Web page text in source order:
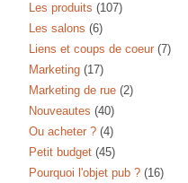
Les produits (107)
Les salons (6)
Liens et coups de coeur (7)
Marketing (17)
Marketing de rue (2)
Nouveautes (40)
Ou acheter ? (4)
Petit budget (45)
Pourquoi l'objet pub ? (16)